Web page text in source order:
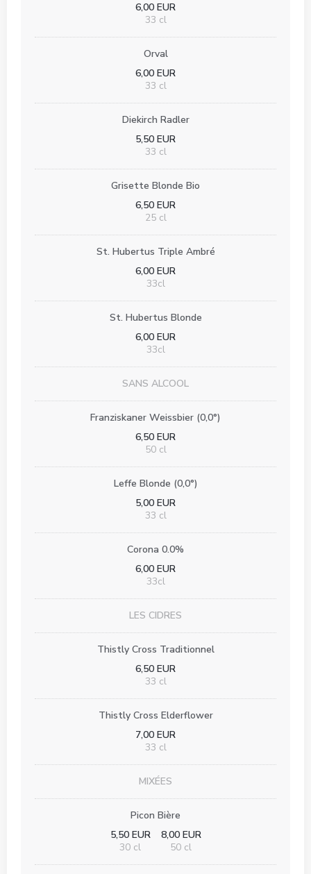
6,00 EUR
33 cl
Orval
6,00 EUR
33 cl
Diekirch Radler
5,50 EUR
33 cl
Grisette Blonde Bio
6,50 EUR
25 cl
St. Hubertus Triple Ambré
6,00 EUR
33cl
St. Hubertus Blonde
6,00 EUR
33cl
SANS ALCOOL
Franziskaner Weissbier (0,0°)
6,50 EUR
50 cl
Leffe Blonde (0,0°)
5,00 EUR
33 cl
Corona 0.0%
6,00 EUR
33cl
LES CIDRES
Thistly Cross Traditionnel
6,50 EUR
33 cl
Thistly Cross Elderflower
7,00 EUR
33 cl
MIXÉES
Picon Bière
5,50 EUR
30 cl
8,00 EUR
50 cl